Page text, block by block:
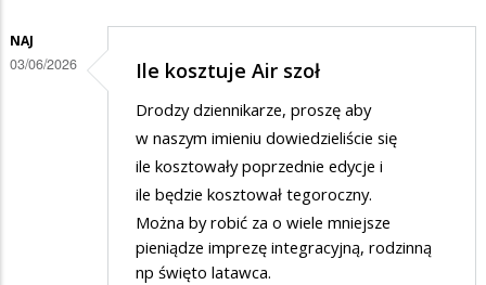
NAJ
03/06/2026 Ile kosztuje Air szoł
Drodzy dziennikarze, proszę aby
w naszym imieniu dowiedzieliście się
ile kosztowały poprzednie edycje i
ile będzie kosztował tegoroczny.
Można by robić za o wiele mniejsze
pieniądze imprezę integracyjną, rodzinną
np święto latawca.